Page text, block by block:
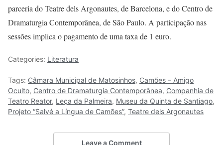
parceria do Teatre dels Argonautes, de Barcelona, e do Centro de
Dramaturgia Contemporânea, de São Paulo. A participação nas
sessões implica o pagamento de uma taxa de 1 euro.
Categories: Literatura
Tags: Câmara Municipal de Matosinhos, Camões – Amigo
Oculto, Centro de Dramaturgia Contemporânea, Companhia de
Teatro Reator, Leça da Palmeira, Museu da Quinta de Santiago,
Projeto “Salvé a Língua de Camões”, Teatre dels Argonautes
Leave a Comment